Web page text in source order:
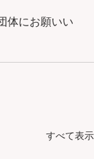
体にお願いい
すべて表示